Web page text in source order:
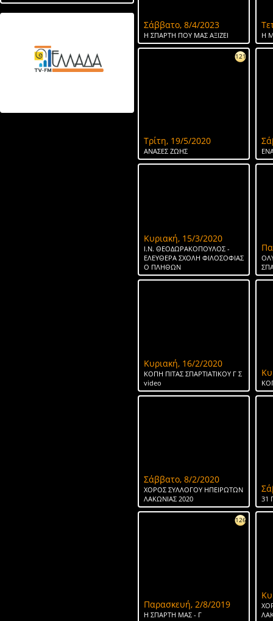
ΤΟ ΝΕΡΟ ΤΗΣ ΣΠΑΡΤΗΣ
Σάββατο, 8/4/2023
Η ΣΠΑΡΤΗ ΠΟΥ ΜΑΣ ΑΞΙΖΕΙ Η
121
Τρίτη, 19/5/2020
ΑΝΑΣΕΣ ΖΩΗΣ
Κυριακή, 15/3/2020
Ι.Ν. ΘΕΟΔΩΡΑΚΟΠΟΥΛΟΣ -
ΕΛΕΥΘΕΡΑ ΣΧΟΛΗ ΦΙΛΟΣΟΦΙΑΣ
Ο ΠΛΗΘΩΝ
Κυριακή, 16/2/2020
ΚΟΠΗ ΠΙΤΑΣ ΣΠΑΡΤΙΑΤΙΚΟΥ Γ Σ
video
Σάββατο, 8/2/2020
ΧΟΡΟΣ ΣΥΛΛΟΓΟΥ ΗΠΕΙΡΩΤΩΝ
ΛΑΚΩΝΙΑΣ 2020
31
126
Παρασκευή, 2/8/2019
H ΣΠΑΡΤΗ ΜΑΣ - Γ